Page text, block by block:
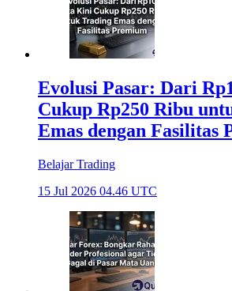
Evolusi Pasar: Dari
Cukup Rp250 Ribu
Emas dengan Fasilitas
Belajar Trading
15 Jul 2026 04.46 UTC